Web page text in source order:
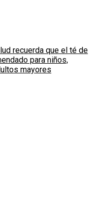
recuerda que el té de
para niños,
mayores